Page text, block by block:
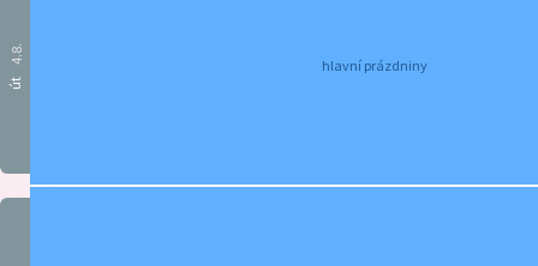
út
4.8.
hlavní prázdniny